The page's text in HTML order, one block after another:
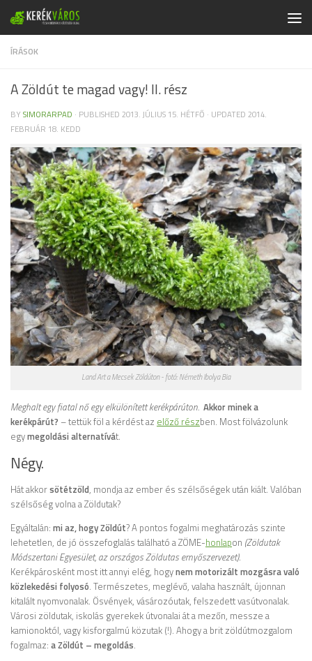
Skip to content
ÍRÁSOK
A Zöldút te magad vagy! II. rész
BY SIMORARPAD · PUBLISHED 2013. JÚLIUS 15. HÉTFŐ · UPDATED 2014.
FEBRUÁR 18. KEDD
Land Art a Mecsek Zöldúton - fotó: Németh Ibolya Bia
Meghalt egy fiatal nő egy elkülönített kerékpárúton. Akkor minek a
kerékpárút? – tettük föl a kérdést az előző részben. Most fölvázolunk
egymegoldási alternatívát.
Négy.
Hát akkorsötétzöld, mondja az ember és szélsőségek után kiált. Valóban
szélsőség volna a Zöldutak?
Egyáltalán: mi az, hogy Zöldút? A pontos fogalmi meghatározás szinte
lehetetlen, de jó összefoglalás található a ZÖME-honlapon (Zöldutak
Módszertani Egyesület, az országos Zöldutas ernyőszervezet).
Kerékpárosként most itt annyi elég, hogynem motorizált mozgásra való
közlekedési folyosó. Természetes, meglévő, valaha használt, újonnan
kitalált nyomvonalak. Ösvények, vásározóutak, felszedett vasútvonalak.
Városi zöldutak, iskolás gyerekek útvonalai át a mezőn, messze a
kamionoktól, vagy kisforgalmú közutak (!). Ahogy a brit zöldútmozgalom
fogalmaz: a Zöldút – megoldás.